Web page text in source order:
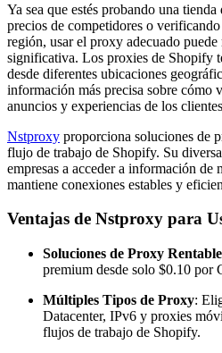
Ya sea que estés probando una
precios de competidores o
región, usar el proxy adecuado
significativa. Los proxies de Shopify
desde diferentes ubicaciones
información más precisa sobre cómo
anuncios y experiencias de los
Nstproxy proporciona soluciones de
flujo de trabajo de Shopify. Su
empresas a acceder a información de
mantiene conexiones estables y
Ventajas de Nstproxy para
Soluciones de Proxy
premium desde solo $0.10 por
Múltiples Tipos de Proxy:
Datacenter, IPv6 y proxies
flujos de trabajo de Shopify.